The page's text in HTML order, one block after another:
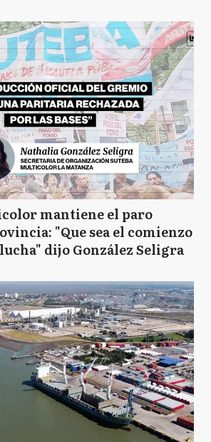
mantiene el paro
"Que sea el comienzo
dijo González Seligra